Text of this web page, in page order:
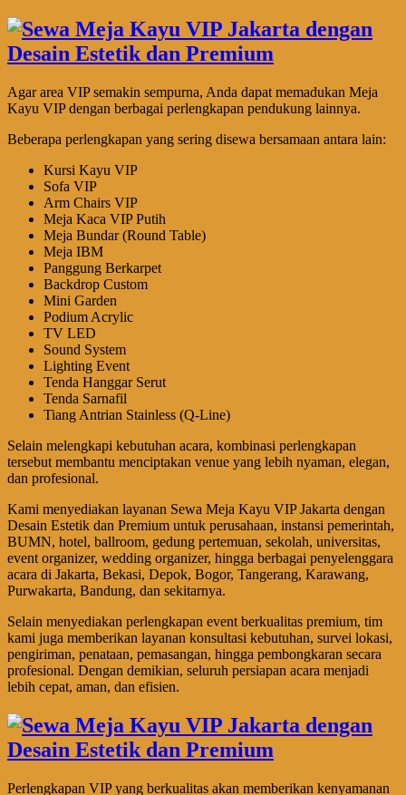
Agar area VIP semakin sempurna, Anda dapat memadukan Meja
Kayu VIP dengan berbagai perlengkapan pendukung lainnya.
Beberapa perlengkapan yang sering disewa bersamaan antara lain:
Kursi Kayu VIP
Sofa VIP
Arm Chairs VIP
Meja Kaca VIP Putih
Meja Bundar (Round Table)
Meja IBM
Panggung Berkarpet
Backdrop Custom
Mini Garden
Podium Acrylic
TV LED
Sound System
Lighting Event
Tenda Hanggar Serut
Tenda Sarnafil
Tiang Antrian Stainless (Q-Line)
Selain melengkapi kebutuhan acara, kombinasi perlengkapan
tersebut membantu menciptakan venue yang lebih nyaman, elegan,
dan profesional.
Kami menyediakan layanan Sewa Meja Kayu VIP Jakarta dengan
Desain Estetik dan Premium untuk perusahaan, instansi pemerintah,
BUMN, hotel, ballroom, gedung pertemuan, sekolah, universitas,
event organizer, wedding organizer, hingga berbagai penyelenggara
acara di Jakarta, Bekasi, Depok, Bogor, Tangerang, Karawang,
Purwakarta, Bandung, dan sekitarnya.
Selain menyediakan perlengkapan event berkualitas premium, tim
kami juga memberikan layanan konsultasi kebutuhan, survei lokasi,
pengiriman, penataan, pemasangan, hingga pembongkaran secara
profesional. Dengan demikian, seluruh persiapan acara menjadi
lebih cepat, aman, dan efisien.
Perlengkapan VIP yang berkualitas akan memberikan kenyamanan